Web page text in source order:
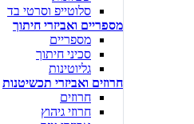
סלוטייפ וסרטי בד
מספריים ואביזרי חיתוך
מספריים
סכיני חיתוך
גליוטינות
חרוזים ואביזרי תכשיטנות
חרוזים
חרוזי גיהוץ